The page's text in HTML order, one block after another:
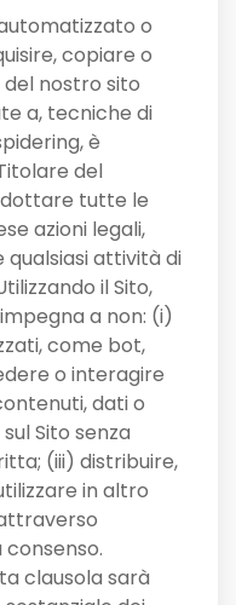
o
copiare o
nostro sito
a, tecniche di
è
del
tutte le
azioni legali,
attività di
il Sito,
a non: (i)
come bot,
o interagire
dati o
Sito senza
(iii) distribuire,
in altro
clausola sarà